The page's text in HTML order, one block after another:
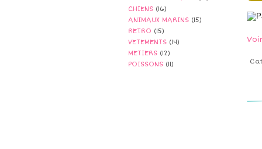
CHIENS (16)
ANIMAUX MARINS (15)
RETRO (15)
VETEMENTS (14)
METIERS (12)
POISSONS (11)